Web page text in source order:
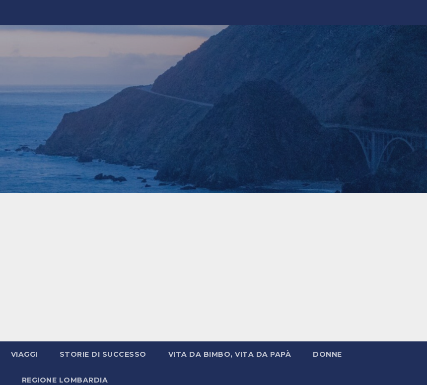
VIAGGI STORIE DI SUCCESSO VITA DA BIMBO, VITA DA PAPÀ DONNE
REGIONE LOMBARDIA